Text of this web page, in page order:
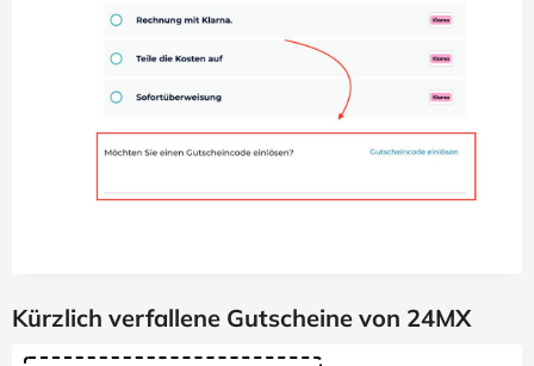
Kürzlich verfallene Gutscheine von 24MX